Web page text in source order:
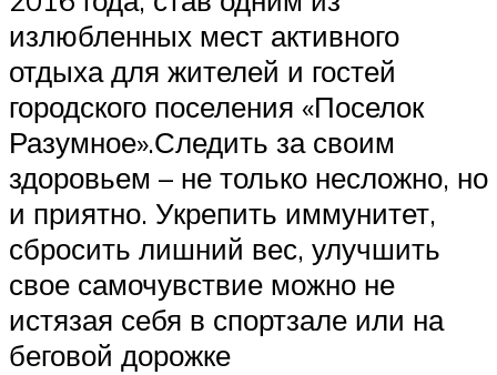
излюбленных мест активного
отдыха для жителей и гостей
городского поселения «Поселок
Разумное».Следить за своим
здоровьем – не только несложно, но
и приятно. Укрепить иммунитет,
сбросить лишний вес, улучшить
свое самочувствие можно не
истязая себя в спортзале или на
беговой дорожке